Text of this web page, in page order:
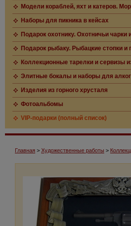
Модели кораблей, яхт и катеров.
Наборы для пикника в кейсах
Подарок охотнику. Охотничьи
Подарок рыбаку. Рыбацкие стопки
Коллекционные тарелки и сервизы
Элитные бокалы и наборы для
Изделия из горного хрусталя
Фотоальбомы
VIP-подарки (полный список)
Главная > Художественные работы >